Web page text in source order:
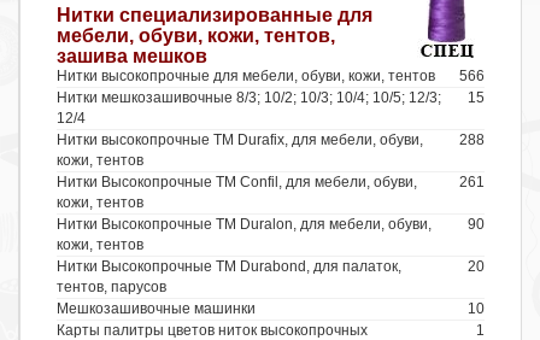
Нитки специализированные для
мебели, обуви, кожи, тентов,
зашива мешков
566
Нитки высокопрочные для мебели, обуви, кожи, тентов
15
Нитки мешкозашивочные 8/3; 10/2; 10/3; 10/4; 10/5; 12/3;
12/4
288
Нитки высокопрочные ТМ Durafix, для мебели, обуви,
кожи, тентов
261
Нитки Высокопрочные ТМ Confil, для мебели, обуви,
кожи, тентов
90
Нитки Высокопрочные ТМ Duralon, для мебели, обуви,
кожи, тентов
20
Нитки Высокопрочные ТМ Durabond, для палаток,
тентов, парусов
10
Мешкозашивочные машинки
1
Карты палитры цветов ниток высокопрочных